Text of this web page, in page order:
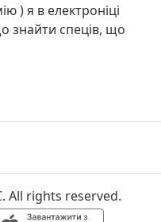
) я в електроніці
знайти спеців, що
All rights reserved.